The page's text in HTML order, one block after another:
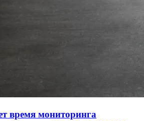
время мониторинга